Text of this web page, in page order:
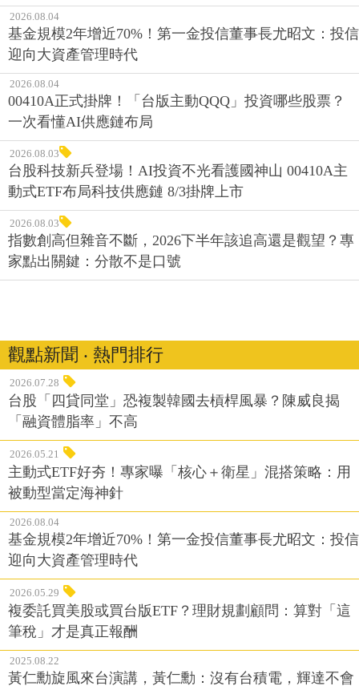
2026.08.04
基金規模2年增近70%！第一金投信董事長尤昭文：投信
迎向大資產管理時代
2026.08.04
00410A正式掛牌！「台版主動QQQ」投資哪些股票？
一次看懂AI供應鏈布局
2026.08.03
台股科技新兵登場！AI投資不光看護國神山 00410A主
動式ETF布局科技供應鏈 8/3掛牌上市
2026.08.03
指數創高但雜音不斷，2026下半年該追高還是觀望？專
家點出關鍵：分散不是口號
觀點新聞 ‧ 熱門排行
2026.07.28
台股「四貸同堂」恐複製韓國去槓桿風暴？陳威良揭
「融資體脂率」不高
2026.05.21
主動式ETF好夯！專家曝「核心＋衛星」混搭策略：用
被動型當定海神針
2026.08.04
基金規模2年增近70%！第一金投信董事長尤昭文：投信
迎向大資產管理時代
2026.05.29
複委託買美股或買台版ETF？理財規劃顧問：算對「這
筆稅」才是真正報酬
2025.08.22
黃仁勳旋風來台演講，黃仁勳：沒有台積電，輝達不會